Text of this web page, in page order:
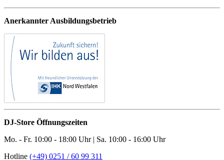
Anerkannter Ausbildungsbetrieb
DJ-Store Öffnungszeiten
Mo. - Fr. 10:00 - 18:00 Uhr | Sa. 10:00 - 16:00 Uhr
Hotline (+49) 0251 / 60 99 311